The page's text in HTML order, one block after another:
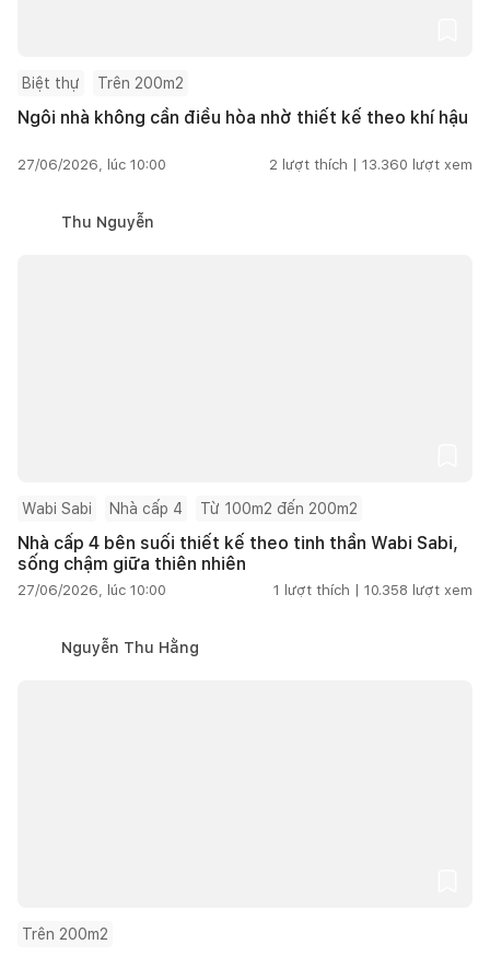
Biệt thự Trên 200m2
Ngôi nhà không cần điều hòa nhờ thiết kế theo khí hậu
27/06/2026, lúc 10:00 2 lượt thích | 13.360 lượt xem
Thu Nguyễn
Wabi Sabi Nhà cấp 4 Từ 100m2 đến 200m2
Nhà cấp 4 bên suối thiết kế theo tinh thần Wabi Sabi,
sống chậm giữa thiên nhiên
27/06/2026, lúc 10:00 1 lượt thích | 10.358 lượt xem
Nguyễn Thu Hằng
Trên 200m2